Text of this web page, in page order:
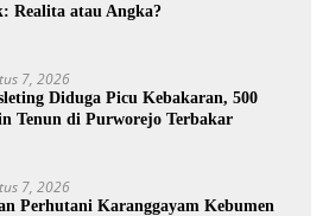
Realita atau Angka?
7, 2026
Diduga Picu Kebakaran, 500
Tenun di Purworejo Terbakar
7, 2026
Perhutani Karanggayam Kebumen